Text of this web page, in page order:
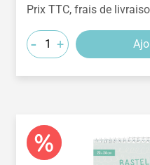
Prix TTC, frais de
- +